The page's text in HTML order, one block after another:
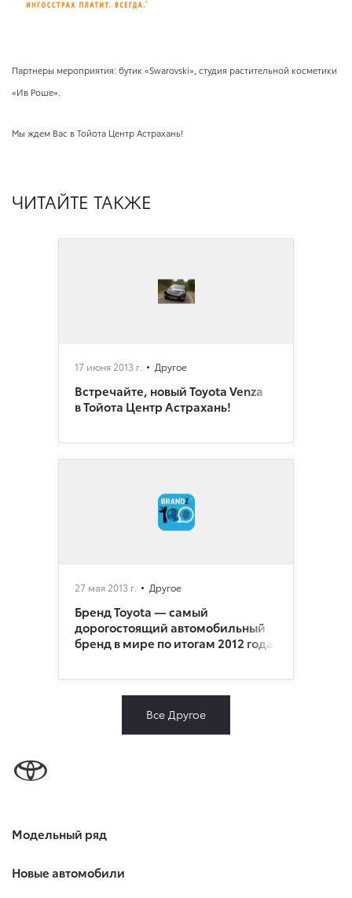
Партнеры мероприятия: бутик «Swarovski», студия растительной косметики
«Ив Роше».
Мы ждем Вас в Тойота Центр Астрахань!
ЧИТАЙТЕ ТАКЖЕ
17 июня 2013 г. Другое
Встречайте, новый Toyota Venza
в Тойота Центр Астрахань!
27 мая 2013 г. Другое
Бренд Toyota — самый
дорогостоящий автомобильный
бренд в мире по итогам 2012 года
Все Другое
Модельный ряд
Новые автомобили